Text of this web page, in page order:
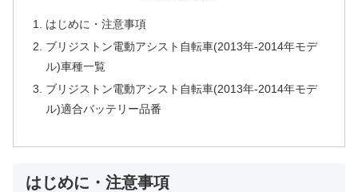
はじめに・注意事項
ブリジストン電動アシスト自転車(2013年-2014年モデ
ル)車種一覧
ブリジストン電動アシスト自転車(2013年-2014年モデ
ル)適合バッテリー品番
はじめに・注意事項